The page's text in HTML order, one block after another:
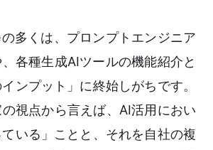
多くは、プロンプトエンジニア
各種生成AIツールの機能紹介と
ンプット」に終始しがちです。
視点から言えば、AI活用におい
いる」ことと、それを自社の複